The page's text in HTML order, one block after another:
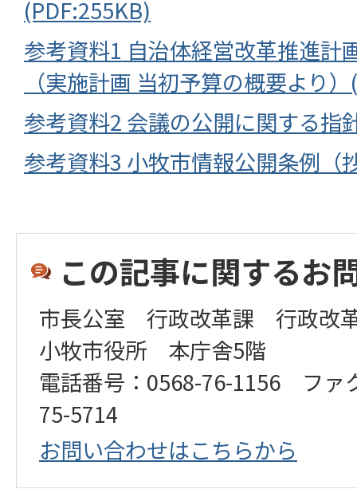
(PDF:255KB)
参考資料1 自治体経営改革推進計
（実施計画 当初予算の概要より
参考資料2 会議の公開に関する指
参考資料3 小牧市情報公開条例（
この記事に関するお
市長公室 行政改革課 行政改
小牧市役所 本庁舎5階
電話番号：0568-76-1156 ファ
75-5714
お問い合わせはこちらから